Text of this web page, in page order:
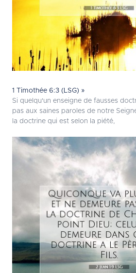
1 Timothée 6:3 (LSG) »
Si quelqu'un enseigne de fausses
pas aux saines paroles de notre
la doctrine qui est selon la piété,